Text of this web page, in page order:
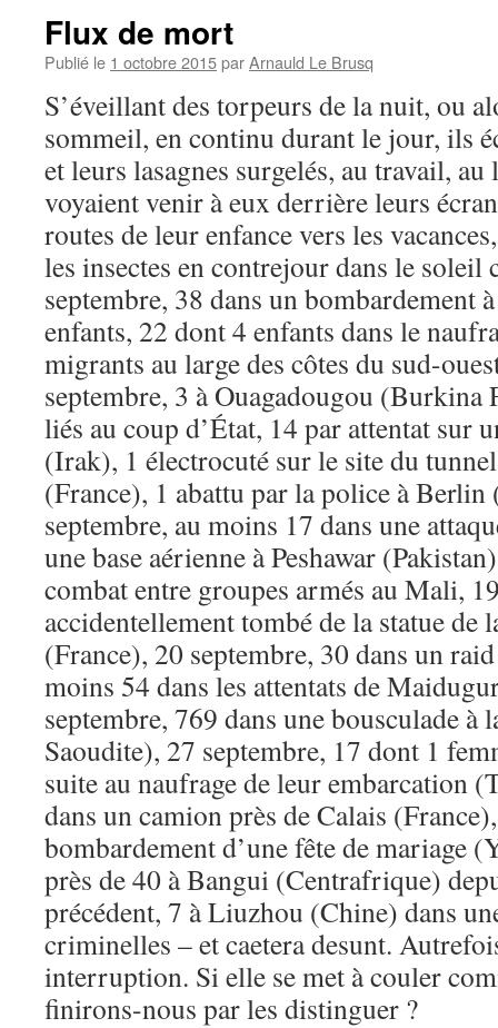
Flux de mort
Publié le 1 octobre 2015parArnauld Le Brusq
S’éveillant des torpeurs de la nuit, ou
sommeil, en continu durant le jour, ils
et leurs lasagnes surgelés, au travail,
voyaient venir à eux derrière leurs
routes de leur enfance vers les
les insectes en contrejour dans le soleil
septembre, 38 dans un bombardement
enfants, 22 dont 4 enfants dans le
migrants au large des côtes du sud-
septembre, 3 à Ouagadougou (Burkina
liés au coup d’État, 14 par attentat sur
(Irak), 1 électrocuté sur le site du
(France), 1 abattu par la police à
septembre, au moins 17 dans une
une base aérienne à Peshawar
combat entre groupes armés au Mali,
accidentellement tombé de la statue de
(France), 20 septembre, 30 dans un
moins 54 dans les attentats de
septembre, 769 dans une bousculade à
Saoudite), 27 septembre, 17 dont 1
suite au naufrage de leur embarcation
dans un camion près de Calais
bombardement d’une fête de mariage
près de 40 à Bangui (Centrafrique)
précédent, 7 à Liuzhou (Chine) dans
criminelles – et caetera desunt.
interruption. Si elle se met à couler
finirons-nous par les distinguer ?